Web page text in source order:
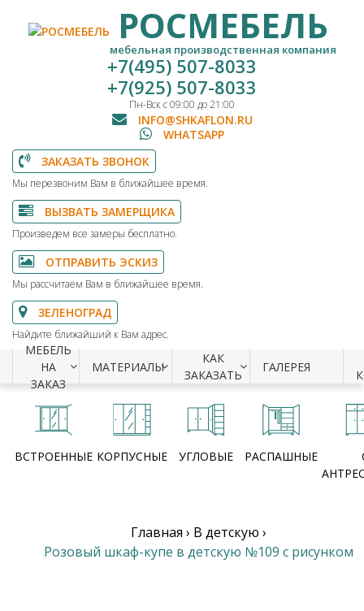
РОСМЕБЕЛЬ
мебельная производственная компания
+7(495) 507-8033
+7(925) 507-8033
Пн-Вск с 09:00 до 21:00
INFO@SHKAFLON.RU
WHATSAPP
ЗАКАЗАТЬ ЗВОНОК
Мы перезвоним Вам в ближайшее время.
ВЫЗВАТЬ ЗАМЕРЩИКА
Произведем все замеры бесплатно.
ОТПРАВИТЬ ЭСКИЗ
Мы рассчитаем Вам в ближайшее время.
ЗЕЛЕНОГРАД
Найдите ближайший к Вам адрес.
МЕБЕЛЬ
НА
ЗАКАЗ
МАТЕРИАЛЫ
КАК
ЗАКАЗАТЬ
ГАЛЕРЕЯ
ВСТРОЕННЫЕ КОРПУСНЫЕ УГЛОВЫЕ РАСПАШНЫЕ
Главная › В детскую ›
Розовый шкаф-купе в детскую №109 с рисунком